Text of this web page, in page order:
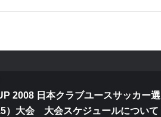
2008 日本クラブユースサッカー選
）大会 大会スケジュールについて